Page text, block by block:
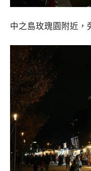
中之島玫瑰園附近，